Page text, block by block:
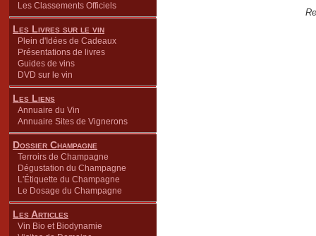
Les Classements Officiels
Les Livres sur le vin
Plein d'Idées de Cadeaux
Présentations de livres
Guides de vins
DVD sur le vin
Les Liens
Annuaire du Vin
Annuaire Sites de Vignerons
Dossier Champagne
Terroirs de Champagne
Dégustation du Champagne
L'Étiquette du Champagne
Le Dosage du Champagne
Les Articles
Vin Bio et Biodynamie